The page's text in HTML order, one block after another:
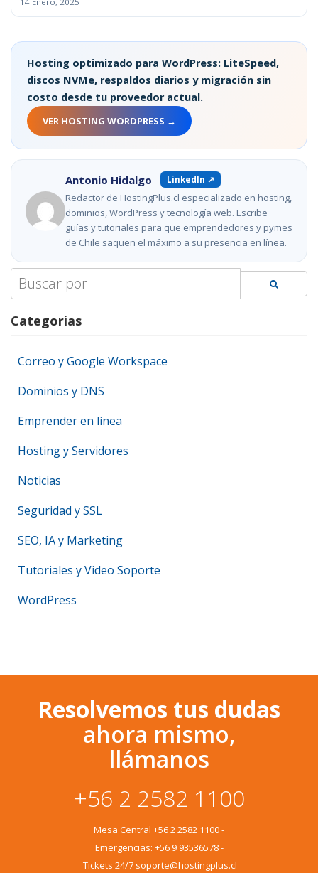
Hosting optimizado para WordPress: LiteSpeed,
discos NVMe, respaldos diarios y migración sin
costo desde tu proveedor actual.
VER HOSTING WORDPRESS →
Antonio Hidalgo LinkedIn ↗
Redactor de HostingPlus.cl especializado en hosting,
dominios, WordPress y tecnología web. Escribe
guías y tutoriales para que emprendedores y pymes
de Chile saquen el máximo a su presencia en línea.
Search
for:
Categorias
Correo y Google Workspace
Dominios y DNS
Emprender en línea
Hosting y Servidores
Noticias
Seguridad y SSL
SEO, IA y Marketing
Tutoriales y Video Soporte
WordPress
Resolvemos tus dudas
ahora mismo,
llámanos
+56 2 2582 1100
Mesa Central +56 2 2582 1100-
Emergencias: +56 9 93536578-
Tickets 24/7 soporte@hostingplus.cl